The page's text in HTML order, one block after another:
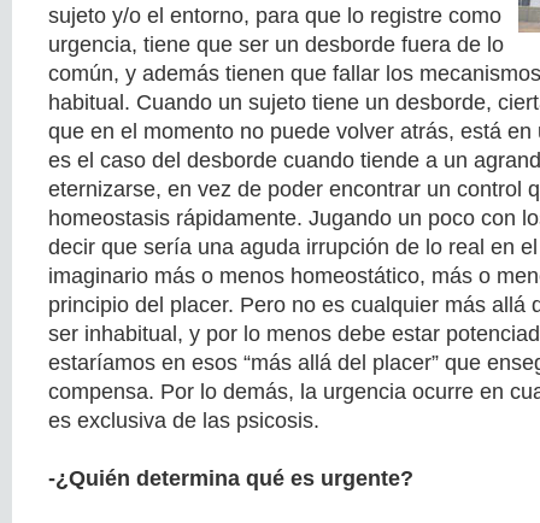
sujeto y/o el entorno, para que lo registre como
urgencia, tiene que ser un desborde fuera de lo
común, y además tienen que fallar los
habitual. Cuando un sujeto tiene un desborde,
que en el momento no puede volver atrás, está
es el caso del desborde cuando tiende a un
eternizarse, en vez de poder encontrar un control
homeostasis rápidamente. Jugando un poco con
decir que sería una aguda irrupción de lo real en
imaginario más o menos homeostático, más o
principio del placer. Pero no es cualquier más allá
ser inhabitual, y por lo menos debe estar
estaríamos en esos “más allá del placer” que
compensa. Por lo demás, la urgencia ocurre en
es exclusiva de las psicosis.
-¿Quién determina qué es urgente?